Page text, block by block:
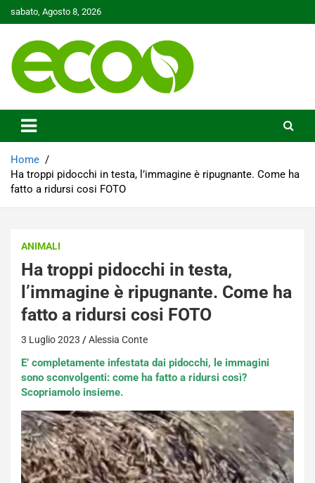
to
sabato, Agosto 8, 2026
Ecoo.it
Home
Ha troppi pidocchi in testa, l’immagine è ripugnante. Come ha
fatto a ridursi cosi FOTO
ANIMALI
Ha troppi pidocchi in testa,
l’immagine è ripugnante. Come ha
fatto a ridursi cosi FOTO
3 Luglio 2023 Alessia Conte
E’ completamente infestata dai pidocchi, le immagini
sono sconvolgenti: come ha fatto a ridursi così?
Scopriamolo insieme.